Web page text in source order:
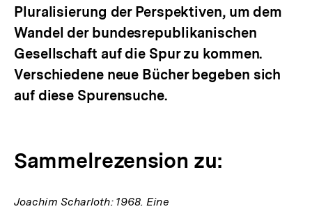
Pluralisierung der Perspektiven, um dem
Wandel der bundesrepublikanischen
Gesellschaft auf die Spur zu kommen.
Verschiedene neue Bücher begeben sich
auf diese Spurensuche.
Sammelrezension zu:
Joachim Scharloth: 1968. Eine